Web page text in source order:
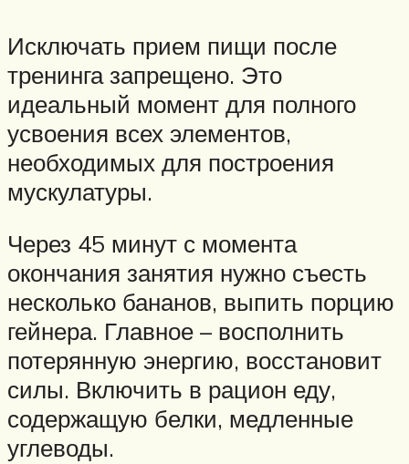
Исключать прием пищи после
тренинга запрещено. Это
идеальный момент для полного
усвоения всех элементов,
необходимых для построения
мускулатуры.
Через 45 минут с момента
окончания занятия нужно съесть
несколько бананов, выпить порцию
гейнера. Главное – восполнить
потерянную энергию, восстановит
силы. Включить в рацион еду,
содержащую белки, медленные
углеводы.